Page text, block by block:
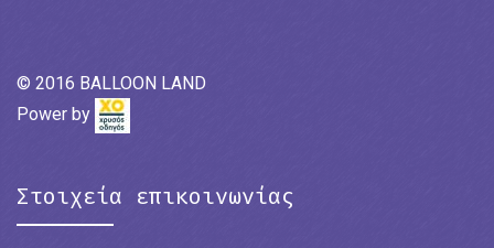
© 2016 BALLOON LAND
Power by
Στοιχεία επικοινωνίας